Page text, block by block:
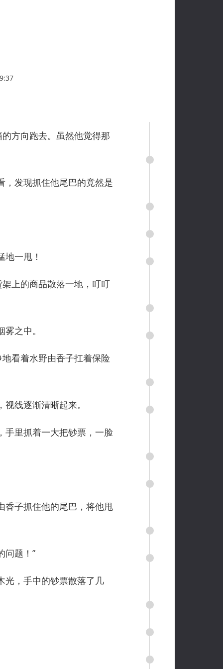
方向跑去。虽然他觉得那
发现抓住他尾巴的竟然是
一甩！
上的商品散落一地，叮叮
之中。
看着水野由香子扛着保险
线逐渐清晰起来。
里抓着一大把钞票，一脸
子抓住他的尾巴，将他甩
题！”
，手中的钞票散落了几